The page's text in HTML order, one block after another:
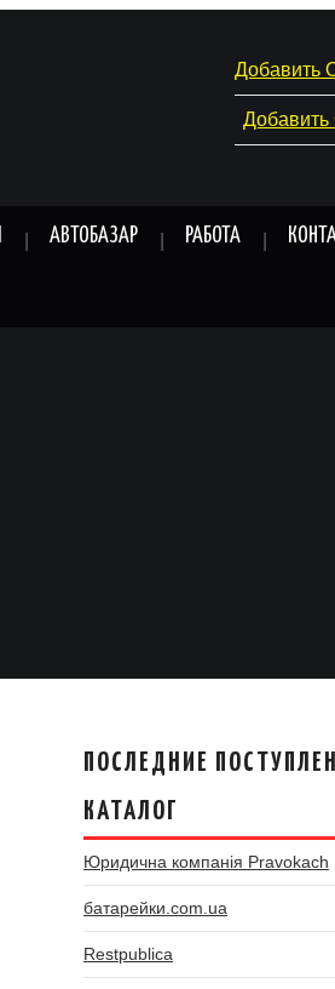
Добавить
АВТОБАЗАР РАБОТА
ПОСЛЕДНИЕ
КАТАЛОГ
Юридична компанія Pravokach
батарейки.com.ua
Restpublica